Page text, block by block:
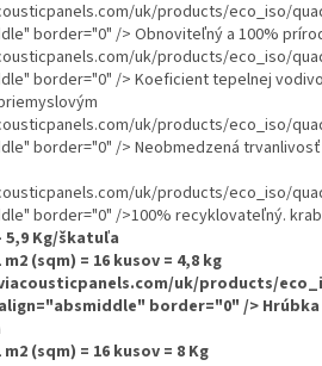
uk/products/eco_iso/
border="0" /> Obnoviteľný a 100%
uk/products/eco_iso/
border="0" /> Koeficient tepelnej
uk/products/eco_iso/
border="0" /> Neobmedzená trvanlivosť
uk/products/eco_iso/
border="0" />100% recyklovateľný.
5,9 Kg/škatuľa
m2 (sqm) = 16 kusov = 4,8 kg
uk/products/
border="0" />
(sqm) = 16 kusov = 8 Kg